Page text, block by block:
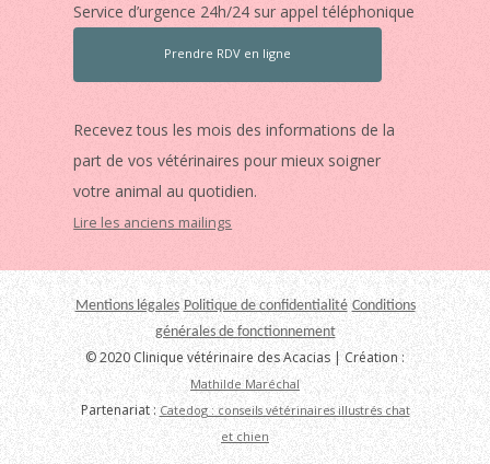
Service d’urgence 24h/24 sur appel téléphonique
Prendre RDV en ligne
Recevez tous les mois des informations de la
part de vos vétérinaires pour mieux soigner
votre animal au quotidien.
Lire les anciens mailings
Mentions légales Politique de confidentialité Conditions
générales de fonctionnement
© 2020 Clinique vétérinaire des Acacias | Création :
Mathilde Maréchal
Partenariat : Catedog : conseils vétérinaires illustrés chat
et chien